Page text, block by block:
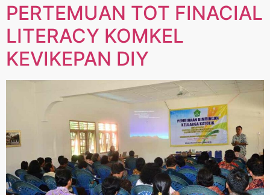
PERTEMUAN TOT FINACIAL
LITERACY KOMKEL
KEVIKEPAN DIY